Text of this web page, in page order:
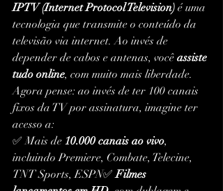
IPTV (Internet Protocol Television) é uma
tecnologia que transmite o conteúdo da
televisão via internet. Ao invés de
depender de cabos e antenas, você assiste
tudo online, com muito mais liberdade.
Agora pense: ao invés de ter 100 canais
fixos da TV por assinatura, imagine ter
acesso a:
✅ Mais de 10.000 canais ao vivo,
incluindo Premiere, Combate, Telecine,
TNT Sports, ESPN✅ Filmes